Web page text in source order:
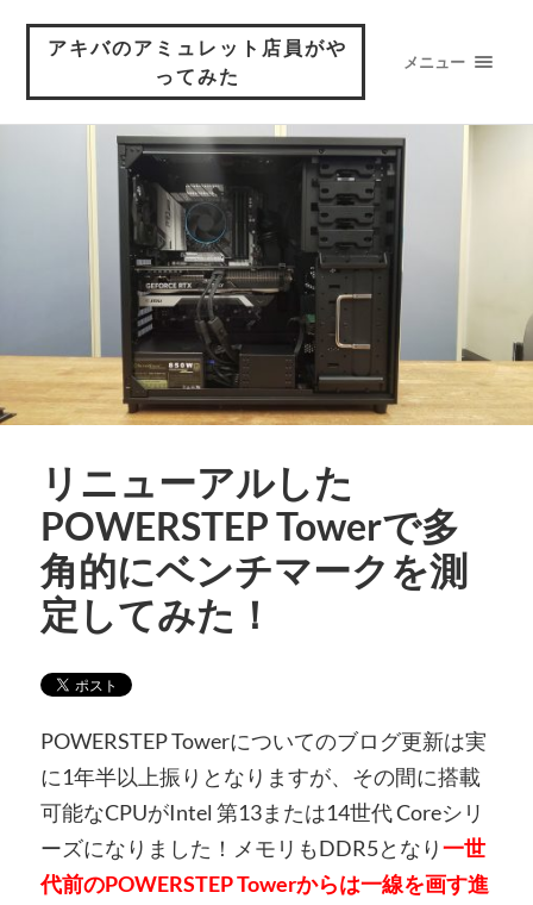
アキバのアミュレット店員がや
ってみた
メニュー
リニューアルした
POWERSTEP Towerで多
角的にベンチマークを測
定してみた！
POWERSTEP Towerについてのブログ更新は実
に1年半以上振りとなりますが、その間に搭載
可能なCPUがIntel 第13または14世代 Coreシリ
ーズになりました！メモリもDDR5となり一世
代前のPOWERSTEP Towerからは一線を画す進